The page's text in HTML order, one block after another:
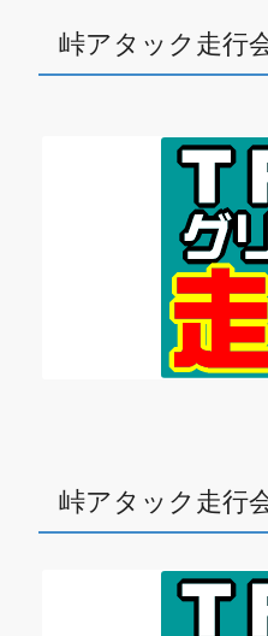
峠アタック走行
峠アタック走行